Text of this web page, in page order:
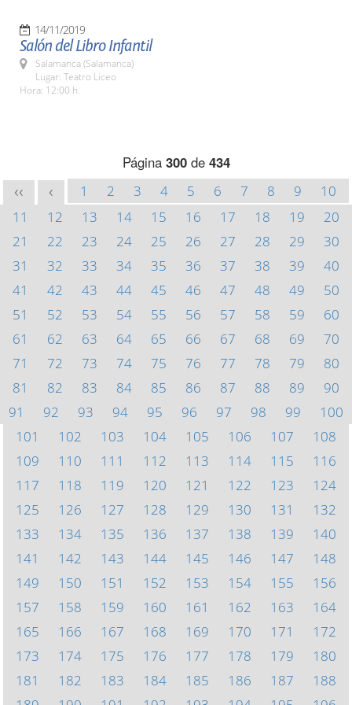
14/11/2019
Salón del Libro Infantil
Salamanca (Salamanca)
Lugar: Teatro Liceo
Hora: 12:00 h.
Página 300de 434
<< < 1 2 3 4 5 6 7 8 9
10
11
12 13 14 15 16 17 18 19
20
21
22 23 24 25 26 27 28 29
30
31
32 33 34 35 36 37 38 39
40
41
42 43 44 45 46 47 48 49
50
51
52 53 54 55 56 57 58 59
60
61
62 63 64 65 66 67 68 69
70
71
72 73 74 75 76 77 78 79
80
81
82 83 84 85 86 87 88 89
90
91
92 93 94 95 96 97 98 99
100
101
102 103 104 105 106 107
108
109
110 111 112 113 114 115
116
117
118 119 120 121 122 123
124
125
126 127 128 129 130 131
132
133
134 135 136 137 138 139
140
141
142 143 144 145 146 147
148
149
150 151 152 153 154 155
156
157
158 159 160 161 162 163
164
165
166 167 168 169 170 171
172
173
174 175 176 177 178 179
180
181
182 183 184 185 186 187
188